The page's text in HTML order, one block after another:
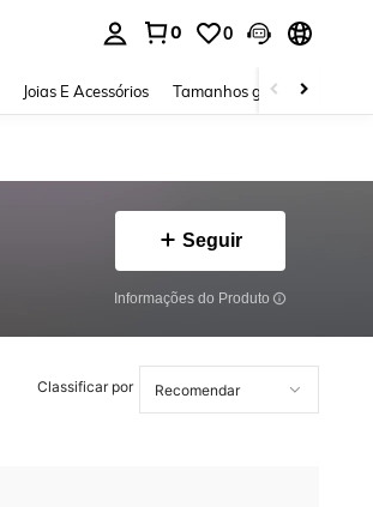
0 0
Joias E Acessórios Tamanhos grandes
Seguir
Informações do Produto
Classificar por